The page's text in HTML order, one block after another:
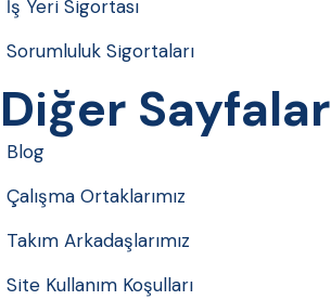
İş Yeri Sigortası
Sorumluluk Sigortaları
Diğer Sayfalar
Blog
Çalışma Ortaklarımız
Takım Arkadaşlarımız
Site Kullanım Koşulları